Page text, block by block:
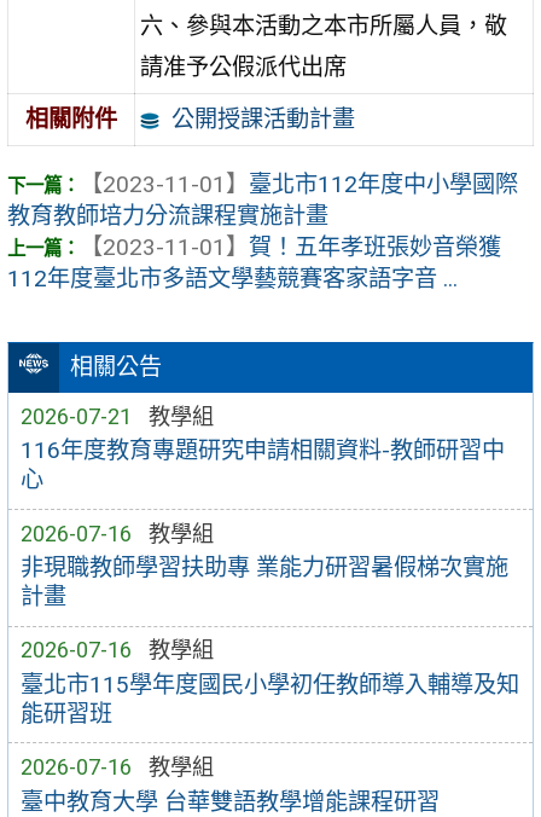
相關公告
2026-07-21 教學組
116年度教育專題研究申請相關資料-教師研習中
心
2026-07-16 教學組
非現職教師學習扶助專 業能力研習暑假梯次實施
計畫
2026-07-16 教學組
臺北市115學年度國民小學初任教師導入輔導及知
能研習班
2026-07-16 教學組
臺中教育大學 台華雙語教學增能課程研習
六、參與本活動之本市所屬人員，敬
請准予公假派代出席
相關附件
公開授課活動計畫
【2023-11-01】 臺北市112年度中小學國際
教育教師培力分流課程實施計畫
【2023-11-01】 賀！五年孝班張妙音榮獲
112年度臺北市多語文學藝競賽客家語字音 ...